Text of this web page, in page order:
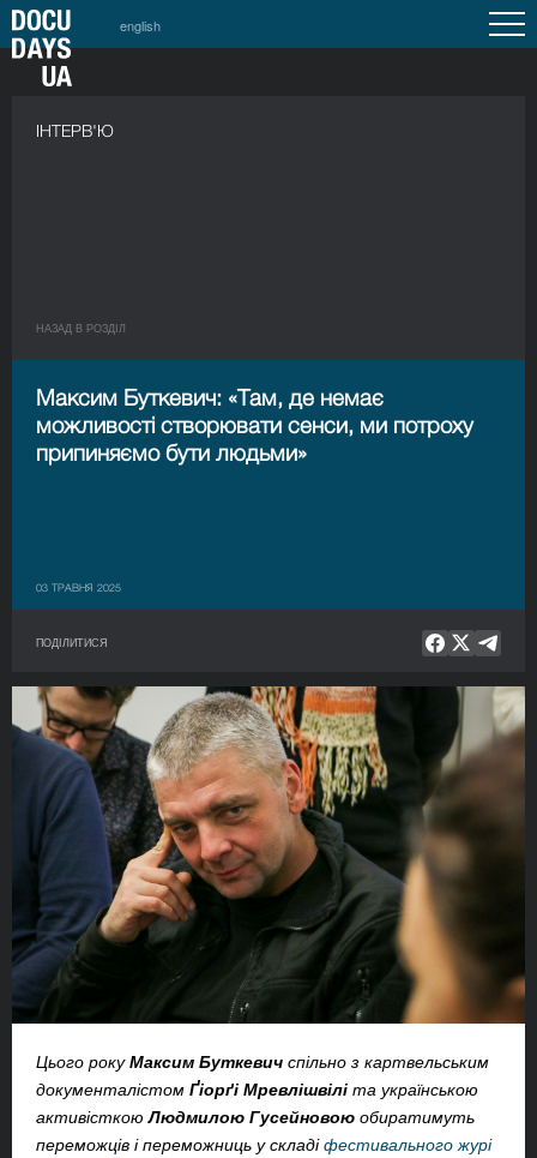
english
ІНТЕРВ'Ю
НАЗАД В РОЗДIЛ
Максим Буткевич: «Там, де немає
можливості створювати сенси, ми потроху
припиняємо бути людьми»
03 ТРАВНЯ 2025
ПОДІЛИТИСЯ
Цього рокуМаксим Буткевич спільно з картвельським
документалістом Ґіорґі Мревлішвілі та українською
активісткоюЛюдмилою Гусейновою обиратимуть
переможців і переможниць у складіфестивального журі